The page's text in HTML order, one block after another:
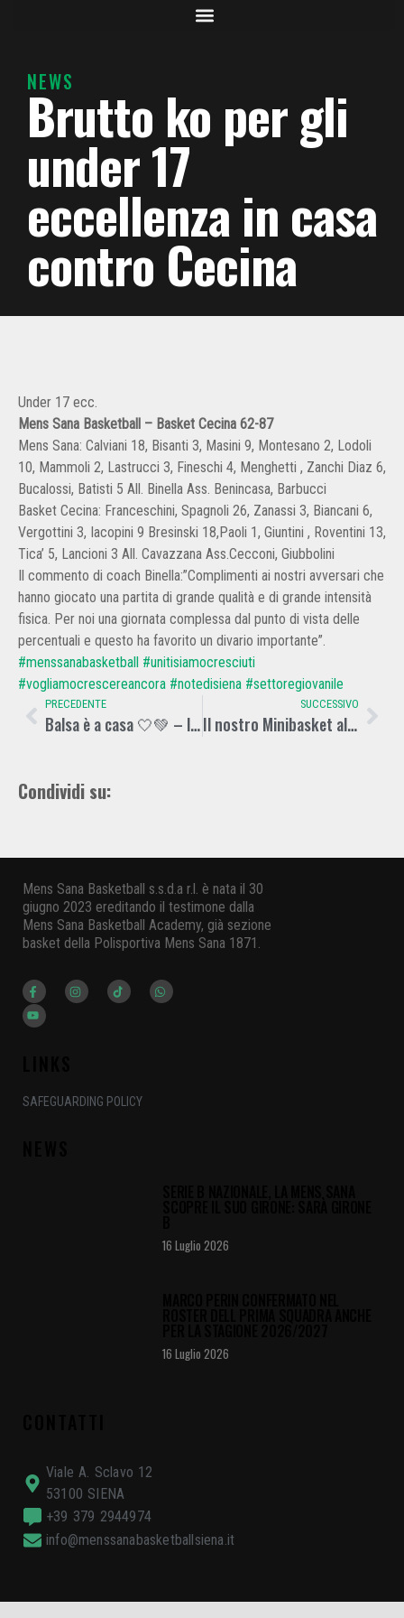
NEWS
Brutto ko per gli
under 17
eccellenza in casa
contro Cecina
Under 17 ecc.
Mens Sana Basketball – Basket Cecina 62-87
Mens Sana: Calviani 18, Bisanti 3, Masini 9, Montesano 2, Lodoli
10, Mammoli 2, Lastrucci 3, Fineschi 4, Menghetti , Zanchi Diaz 6,
Bucalossi, Batisti 5 All. Binella Ass. Benincasa, Barbucci
Basket Cecina: Franceschini, Spagnoli 26, Zanassi 3, Biancani 6,
Vergottini 3, Iacopini 9 Bresinski 18,Paoli 1, Giuntini , Roventini 13,
Tica’ 5, Lancioni 3 All. Cavazzana Ass.Cecconi, Giubbolini
Il commento di coach Binella:”Complimenti ai nostri avversari che
hanno giocato una partita di grande qualità e di grande intensità
fisica. Per noi una giornata complessa dal punto di vista delle
percentuali e questo ha favorito un divario importante”.
#menssanabasketball #unitisiamocresciuti
#vogliamocrescereancora #notedisiena #settoregiovanile
PRECEDENTE
Balsa è a casa 🤍💚 – le foto
SUCCESSIVO
Il nostro Minibasket alla 25ª edizione del Torneo della Befana di Padova
Condividi su:
Mens Sana Basketball s.s.d.a r.l. è nata il 30
giugno 2023 ereditando il testimone dalla
Mens Sana Basketball Academy, già sezione
basket della Polisportiva Mens Sana 1871.
SAFEGUARDING POLICY
16 Luglio 2026
16 Luglio 2026
Viale A. Sclavo 12
53100 SIENA
+39 379 2944974
info@menssanabasketballsiena.it